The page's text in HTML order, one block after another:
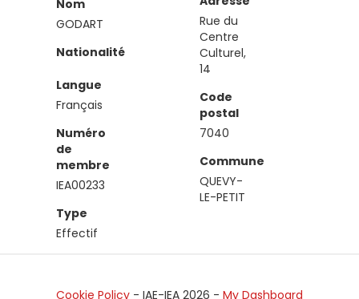
Nom
GODART
Nationalité
Langue
Français
Numéro
de
membre
IEA00233
Type
Effectif
Rue du
Centre
Culturel,
14
Code
postal
7040
Commune
QUEVY-
LE-PETIT
Cookie Policy - IAE-IEA 2026 - My Dashboard